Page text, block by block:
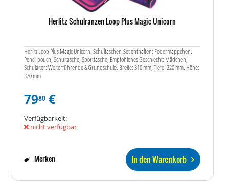
Herlitz Schulranzen Loop Plus Magic Unicorn
Herlitz Loop Plus Magic Unicorn. Schultaschen-Set enthalten: Federmäppchen,
Pencil pouch, Schultasche, Sporttasche, Empfohlenes Geschlecht: Mädchen,
Schulalter: Weiterführende & Grundschule. Breite: 310 mm, Tiefe: 220 mm, Höhe:
370 mm
7980 €
Verfügbarkeit:
nicht verfügbar
In den Warenkorb
Merken